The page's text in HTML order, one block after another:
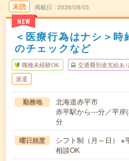
未読
NEW
掲載日 2026/08/03
＜医療行為はナシ＞
のチェックなど
職種未経験OK 交通費別途支給あり
派遣
勤務地
北海道赤平市
赤平駅から---分／平
分
曜日頻度
シフト制（月～日） ※
相談OK